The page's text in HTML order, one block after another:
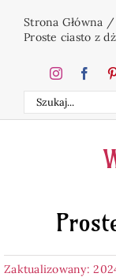
Strona Główna
Proste ciasto z
Szukaj
Zaktualizowany: